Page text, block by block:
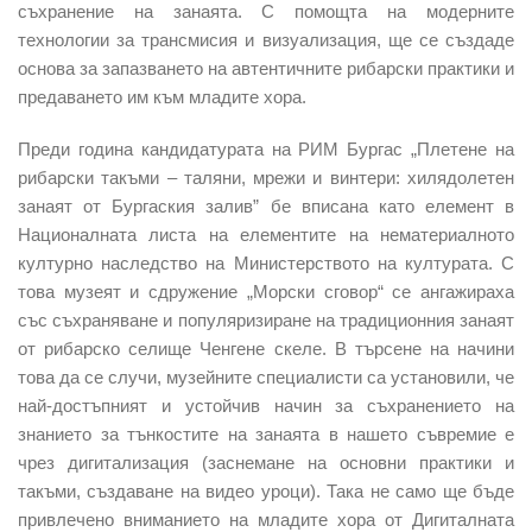
съхранение на занаята. С помощта на модерните
технологии за трансмисия и визуализация, ще се създаде
основа за запазването на автентичните рибарски практики и
предаването им към младите хора.
Преди година кандидатурата на РИМ Бургас „Плетене на
рибарски такъми – таляни, мрежи и винтери: хилядолетен
занаят от Бургаския залив” бе вписана като елемент в
Националната листа на елементите на нематериалното
културно наследство на Министерството на културата. С
това музеят и сдружение „Морски сговор“ се ангажираха
със съхраняване и популяризиране на традиционния занаят
от рибарско селище Ченгене скеле. В търсене на начини
това да се случи, музейните специалисти са установили, че
най-достъпният и устойчив начин за съхранението на
знанието за тънкостите на занаята в нашето съвремие е
чрез дигитализация (заснемане на основни практики и
такъми, създаване на видео уроци). Така не само ще бъде
привлечено вниманието на младите хора от Дигиталната